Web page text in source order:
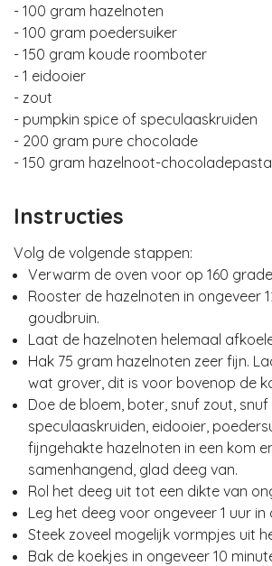
- 100 gram hazelnoten
- 100 gram poedersuiker
- 150 gram koude roomboter
- 1 eidooier
- zout
- pumpkin spice of speculaaskruiden
- 200 gram pure chocolade
- 150 gram hazelnoot-chocoladepasta
Instructies
Volg de volgende stappen:
Verwarm de oven voor op 160
Rooster de hazelnoten in ongeveer
goudbruin.
Laat de hazelnoten helemaal
Hak 75 gram hazelnoten zeer fijn.
wat grover, dit is voor bovenop de
Doe de bloem, boter, snuf zout,
speculaaskruiden, eidooier,
fijngehakte hazelnoten in een kom
samenhangend, glad deeg van.
Rol het deeg uit tot een dikte van
Leg het deeg voor ongeveer 1 uur in
Steek zoveel mogelijk vormpjes uit
Bak de koekjes in ongeveer 10